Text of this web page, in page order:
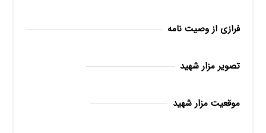
فرازی از وصیت نامه
تصویر مزار شهید
موقعیت مزار شهید